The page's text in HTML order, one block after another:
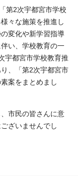
第2次宇都宮市学校
々な施策を推進し
変化や新学習指導
い、学校教育の一
宇都宮市学校教育推
、「第2次宇都宮市
案をまとめまし
市民の皆さんに意
ざいませんでし